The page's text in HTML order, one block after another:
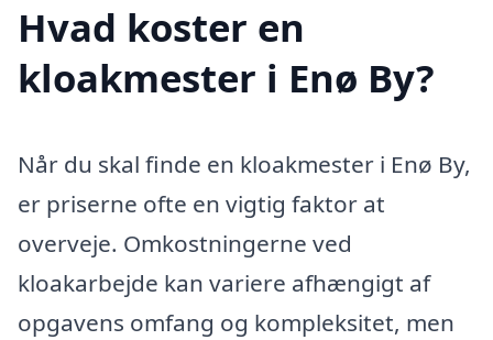
Hvad koster en
kloakmester i Enø By?
Når du skal finde en kloakmester i Enø By,
er priserne ofte en vigtig faktor at
overveje. Omkostningerne ved
kloakarbejde kan variere afhængigt af
opgavens omfang og kompleksitet, men